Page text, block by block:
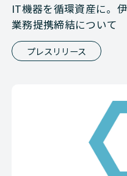
IT機器を循環資産に。
業務提携締結について
プレスリリース